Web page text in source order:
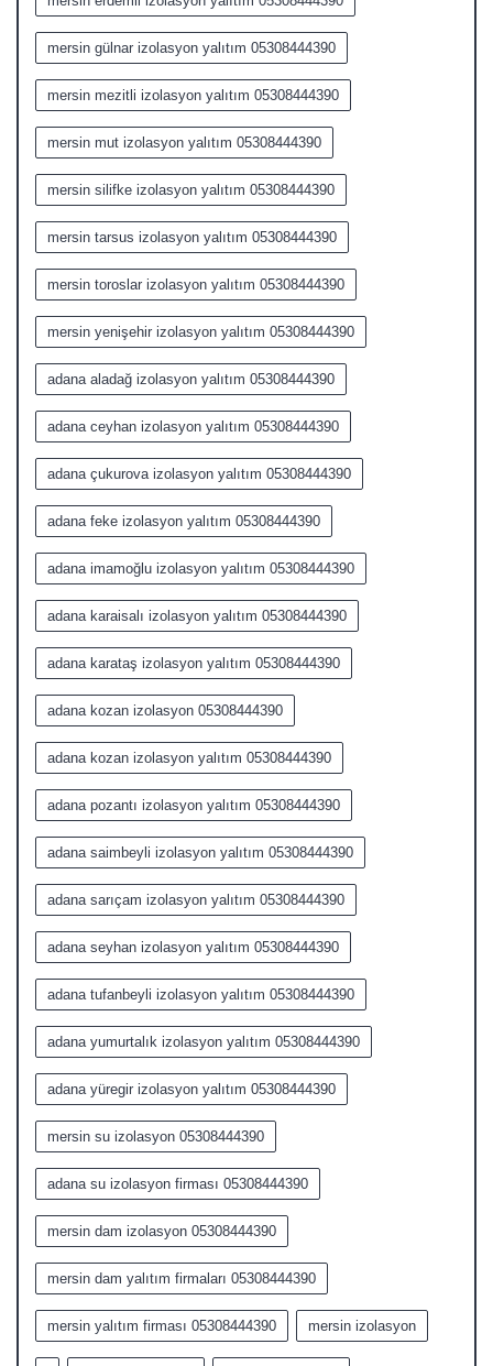
mersin gülnar izolasyon yalıtım 05308444390
mersin mezitli izolasyon yalıtım 05308444390
mersin mut izolasyon yalıtım 05308444390
mersin silifke izolasyon yalıtım 05308444390
mersin tarsus izolasyon yalıtım 05308444390
mersin toroslar izolasyon yalıtım 05308444390
mersin yenişehir izolasyon yalıtım 05308444390
adana aladağ izolasyon yalıtım 05308444390
adana ceyhan izolasyon yalıtım 05308444390
adana çukurova izolasyon yalıtım 05308444390
adana feke izolasyon yalıtım 05308444390
adana imamoğlu izolasyon yalıtım 05308444390
adana karaisalı izolasyon yalıtım 05308444390
adana karataş izolasyon yalıtım 05308444390
adana kozan izolasyon 05308444390
adana kozan izolasyon yalıtım 05308444390
adana pozantı izolasyon yalıtım 05308444390
adana saimbeyli izolasyon yalıtım 05308444390
adana sarıçam izolasyon yalıtım 05308444390
adana seyhan izolasyon yalıtım 05308444390
adana tufanbeyli izolasyon yalıtım 05308444390
adana yumurtalık izolasyon yalıtım 05308444390
adana yüregir izolasyon yalıtım 05308444390
mersin su izolasyon 05308444390
adana su izolasyon firması 05308444390
mersin dam izolasyon 05308444390
mersin dam yalıtım firmaları 05308444390
mersin yalıtım firması 05308444390 mersin izolasyon